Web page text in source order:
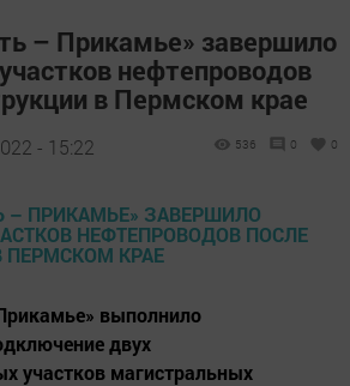
– Прикамье» завершило
нефтепроводов
в Пермском крае
- 15:22 536 0 0
выполнило
двух
участков магистральных